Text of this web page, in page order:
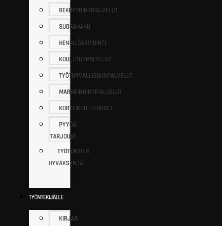
REKRYTOINTIPALVELUT
SUORAHAKU
HENKILÖARVIOINTI
KOULUTUSPALVELUT
TYÖTURVALLISUUSPALVELUT
MARKKINOINTIPALVELUT
KORTTIKOULUTUKSET
PYYDÄ
TARJOUS!
TYÖTUNTIEN
HYVÄKSYNTÄ
TYÖNTEKIJÄLLE
KIRJAA